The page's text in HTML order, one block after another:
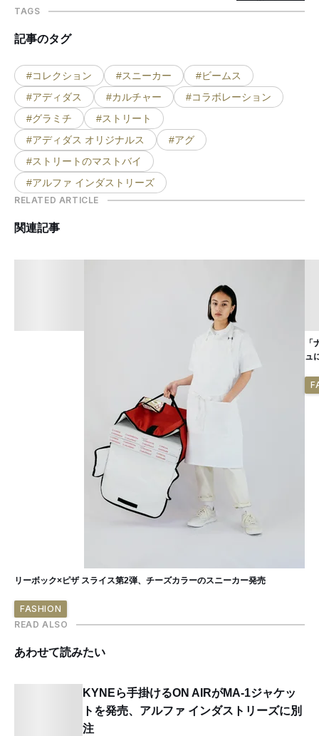
TAGS
記事のタグ
#コレクション #スニーカー
#ビームス
#アディダス
#カルチャー
#コラボレーション
#グラミチ
#ストリート
#アディダス オリジナルス
#アグ
#ストリートのマストバイ
#アルファ インダストリーズ
RELATED ARTICLE
関連記事
リーボック×ピザ スライス第2弾、チーズカラーのスニーカー発売
FASHION
ュ
READ ALSO
あわせて読みたい
KYNEら手掛けるON AIRがMA-1ジャケッ
トを発売、アルファ インダストリーズに別
注